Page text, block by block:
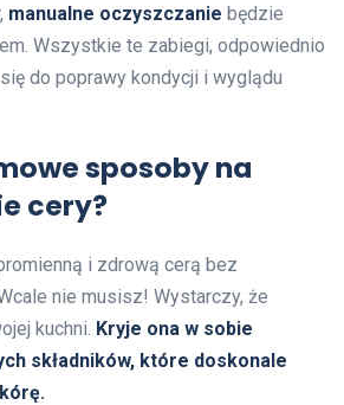
manualne oczyszczanie będzie
Wszystkie te zabiegi, odpowiednio
do poprawy kondycji i wyglądu
sposoby na
cery?
i zdrową cerą bez
nie musisz! Wystarczy, że
kuchni. Kryje ona w sobie
składników, które doskonale